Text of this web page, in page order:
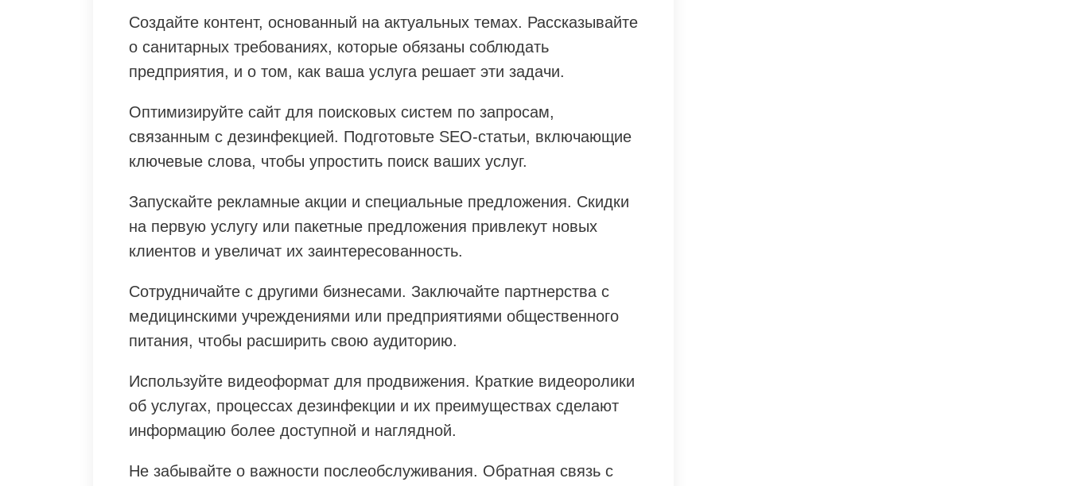
Создайте контент, основанный на актуальных темах. Рассказывайте
о санитарных требованиях, которые обязаны соблюдать
предприятия, и о том, как ваша услуга решает эти задачи.
Оптимизируйте сайт для поисковых систем по запросам,
связанным с дезинфекцией. Подготовьте SEO-статьи, включающие
ключевые слова, чтобы упростить поиск ваших услуг.
Запускайте рекламные акции и специальные предложения. Скидки
на первую услугу или пакетные предложения привлекут новых
клиентов и увеличат их заинтересованность.
Сотрудничайте с другими бизнесами. Заключайте партнерства с
медицинскими учреждениями или предприятиями общественного
питания, чтобы расширить свою аудиторию.
Используйте видеоформат для продвижения. Краткие видеоролики
об услугах, процессах дезинфекции и их преимуществах сделают
информацию более доступной и наглядной.
Не забывайте о важности послеобслуживания. Обратная связь с